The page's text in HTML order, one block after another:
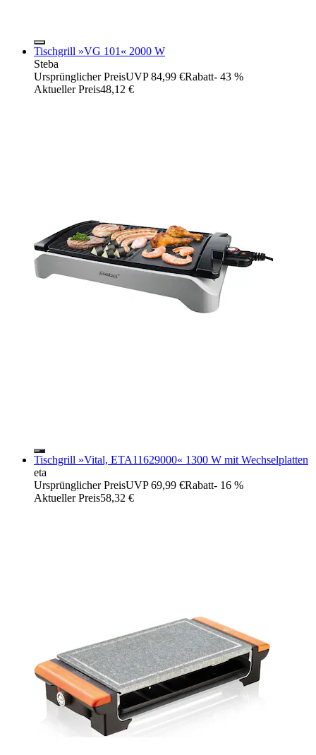
Tischgrill »VG 101« 2000 W
Steba
Ursprünglicher PreisUVP 84,99 €Rabatt- 43 %
Aktueller Preis48,12 €
Tischgrill »Vital, ETA11629000« 1300 W mit Wechselplatten
eta
Ursprünglicher PreisUVP 69,99 €Rabatt- 16 %
Aktueller Preis58,32 €